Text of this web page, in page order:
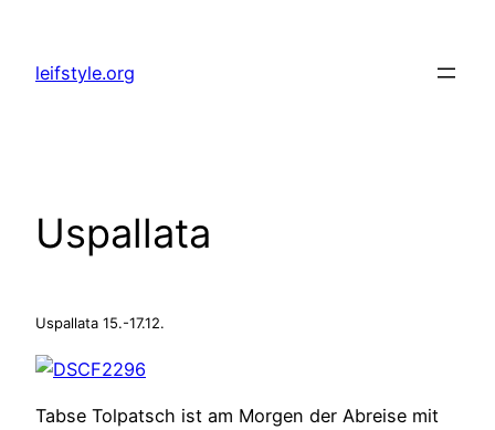
springen
leifstyle.org
Uspallata
Uspallata 15.-17.12.
Tabse Tolpatsch ist am Morgen der Abreise mit